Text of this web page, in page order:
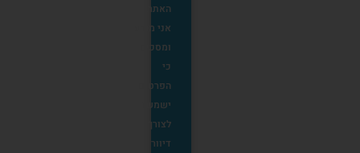
האתר.
אני מודע
ומסכים
כי
הפרטים
ישמשו
לצורך
דיוור